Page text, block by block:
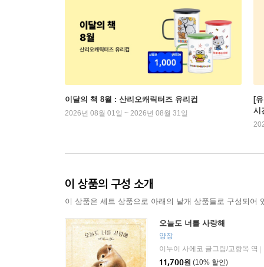
이달의 책 8월 : 산리오캐릭터즈 유리컵
2026년 08월 01일 ~ 2026년 08월 31일
[
시
이 상품의 구성 소개
이 상품은 세트 상품으로 아래의 낱개 상품들로 구성되어
오늘도 너를 사랑해
양장
이누이 사에코 글그림/고향옥 역
11,700원 (10% 할인)